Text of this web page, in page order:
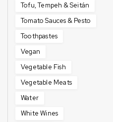
Tofu, Tempeh & Seitán
Tomato Sauces & Pesto
Toothpastes
Vegan
Vegetable Fish
Vegetable Meats
Water
White Wines